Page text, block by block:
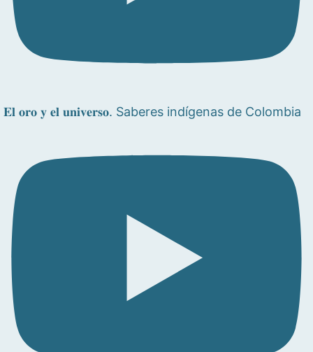
𝐄𝐥 𝐨𝐫𝐨 𝐲 𝐞𝐥 𝐮𝐧𝐢𝐯𝐞𝐫𝐬𝐨. Saberes indígenas de Colombia